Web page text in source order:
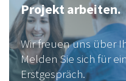
Projekt arbeiten.
Wir freuen uns über
Melden Sie sich für
Erstgespräch.